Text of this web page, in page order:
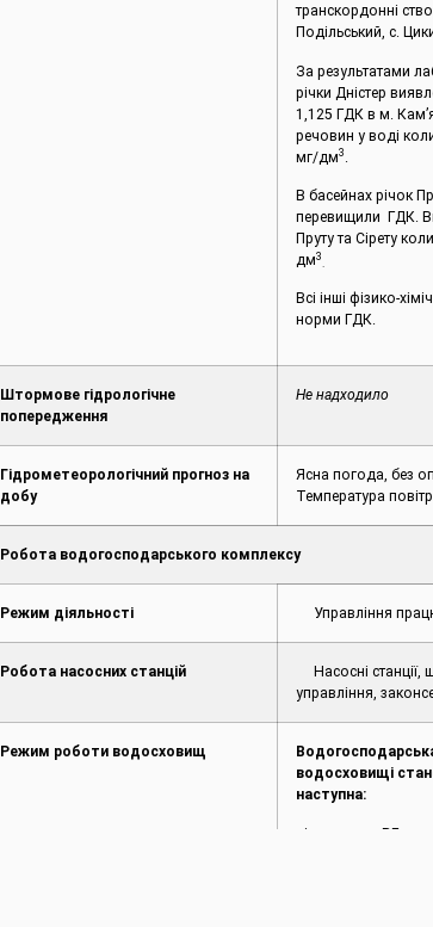
транскордонні
Подільський, с.
За результатами
річки Дністер
1,125 ГДК в м.
речовин у воді
мг/дм3
В басейнах річок
перевищили ГДК.
Пруту та Сірету
дм3
.
Всі інші фізико-
норми ГДК.
Штормове гідрологічне
попередження
Не надходило
Гідрометеорологічний прогноз на
добу
Ясна погода, без
Температура
Робота водогосподарського комплексу
Режим діяльності Управління
Робота насосних станцій
Насосні станції,
управління,
Режим роботи водосховищ
водосховищі
наступна:
рівень води